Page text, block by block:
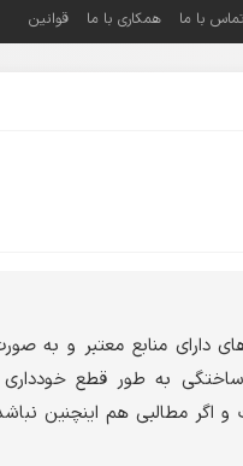
دارای منابع معتبر و به
به طور قطع خودداری
اگر مطالبی هم اینچنین
تماس با ما همکاری با ما قوانین